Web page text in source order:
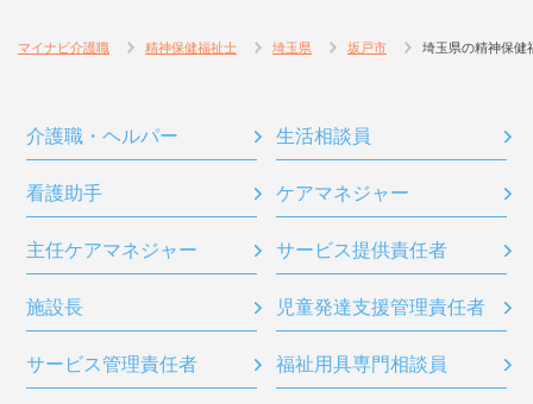
マイナビ介護職 精神保健福祉士 埼玉県 坂戸市 埼玉県の精神保健
介護職・ヘルパー 生活相談員
看護助手 ケアマネジャー
主任ケアマネジャー サービス提供責任者
施設長 児童発達支援管理責任者
サービス管理責任者 福祉用具専門相談員